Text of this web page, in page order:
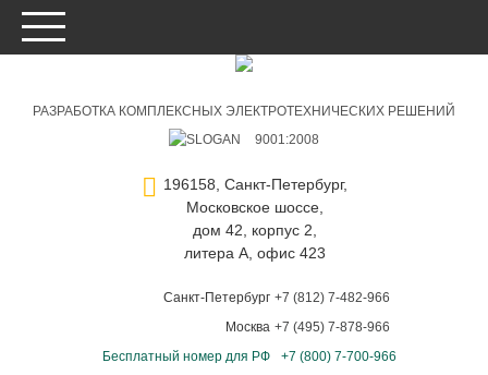
РАЗРАБОТКА КОМПЛЕКСНЫХ ЭЛЕКТРОТЕХНИЧЕСКИХ РЕШЕНИЙ
9001:2008
196158, Санкт-Петербург,
Московское шоссе,
дом 42, корпус 2,
литера А, офис 423
Санкт-Петербург
Москва
Бесплатный номер для РФ
+7 (812) 7-482-966
+7 (495) 7-878-966
+7 (800) 7-700-966